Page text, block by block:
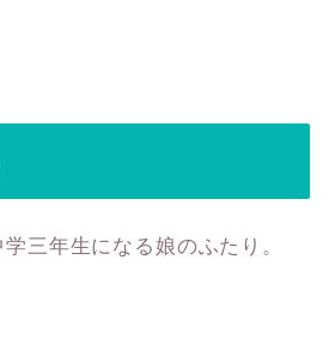
三年生になる娘のふたり。